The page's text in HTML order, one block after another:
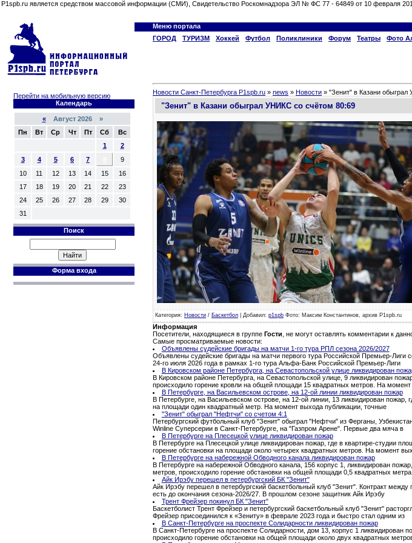
P1spb.ru является средством массовой информации (СМИ), Свидетельство Роскомнадзора ЭЛ № ФС 77 - 64849 от 10 февраля
Меню портала
ГОРОД
ТУРИЗМ Хоккей Футбол Поликлиники Форум Театры Фото
Перейти на мобильную версию
Календарь
«Август 2026 »
Пн
Вт Ср Чт Пт Сб
Вс
1
2
3
4 5 6 7
9
10
11 12 13 14 15
16
17
18 19 20 21 22
23
24
25 26 27 28 29
30
31
Поиск
Форма входа
Новости Санкт-Петербурга P1spb.ru » news » Новости » "Зенит" в Казани
"Зенит" в Казани обыграл УНИКС со счётом 80:69
Категория: Новости / Баскетбол Добавил: p1spb Фото: Максим Константинов, архив P1spb.ru
Информация
Посетители, находящиеся в группе Гости , не могут оставлять комментарии к
Самые просматриваемые новости:
Объявлены судейские бригады на матчи 1-го тура РПЛ сезона 2026/2027
Объявлены судейские бригады на матчи первого тура Российской Премьер-Лиги
24-го июля 2026 года в рамках 1-го тура Альфа-Банк Российской Премьер-Лиги
В Кировском районе Петербурга, на Севастопольской улице ликвидирован
В Кировском районе Петербурга, на Севастопольской улице, 9 ликвидирован
происходило горение кровли на общей площади 15 квадратных метров. На
В Петербурге, на Васильевском острове, на 12-ой линии ликвидирован пожар
В Петербурге, на Васильевском острове, на 12-ой линии, 13 ликвидирован
на площади один квадратный метр. На момент выхода публикации, точные
"Зенит" обыграл "Нефтчи" со счетом 4:1
Петербургский футбольный клуб "Зенит" обыграл "Нефтчи" из Ферганы,
Winline Суперсерии в Санкт-Петербурге, на "Газпром Арене". Первые два мяча в
В Петербурге на Плесецкой улице ликвидирован пожар
В Петербурге на Плесецкой улице ликвидирован пожар, где в квартире-студии
горение обстановки на площади около четырех квадратных метров. На момент
В Петербурге на набережной Обводного канала ликвидирован пожар
В Петербурге на набережной Обводного канала, 156 корпус 1, ликвидирован
метров, происходило горение обстановки на общей площади 0,5 квадратных метра.
Айк Ирэбу перешел в петербургский БК "Зенит"
Айк Ирэбу перешел в петербургский баскетбольный клуб "Зенит". Контракт
есть до окончания сезона-2026/27. В прошлом сезоне защитник Айк Ирэбу
Трент Фрейзер покинул БК "Зенит"
Баскетболист Трент Фрейзер и петербургский баскетбольный клуб "Зенит"
Фрейзер присоединился к «Зениту» в феврале 2023 года и быстро стал одним из
В Санкт-Петербурге на проспекте Солидарности ликвидирован пожар
В Санкт-Петербурге на проспекте Солидарности, дом 13, корпус 1
происходило горение обстановки на общей площади около двух квадратных